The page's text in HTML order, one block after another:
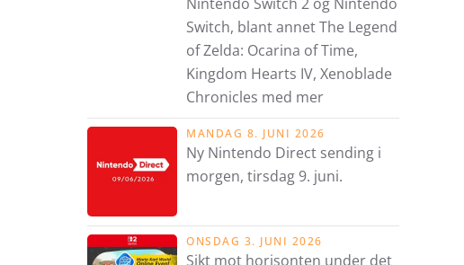
Switch, blant annet The Legend
of Zelda: Ocarina of Time,
Kingdom Hearts IV, Xenoblade
Chronicles med mer
MANDAG 8. JUNI 2026
Ny Nintendo Direct sending i
morgen, tirsdag 9. juni.
ONSDAG 3. JUNI 2026
Sikt mot horisonten under det